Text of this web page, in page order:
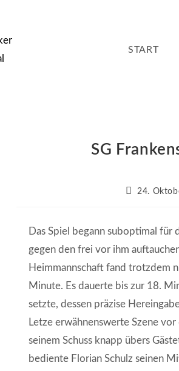
START
SG
Beitrag
24.
Das Spiel begann suboptimal für
gegen den frei vor ihm
Heimmannschaft fand trotzdem
Minute. Es dauerte bis zur 18.
setzte, dessen präzise
Letze erwähnenswerte Szene
seinem Schuss knapp übers
bediente Florian Schulz seinen